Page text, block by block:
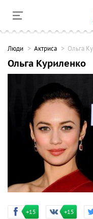
Люди Актриса Ольга
Ольга Куриленко
+15 +15